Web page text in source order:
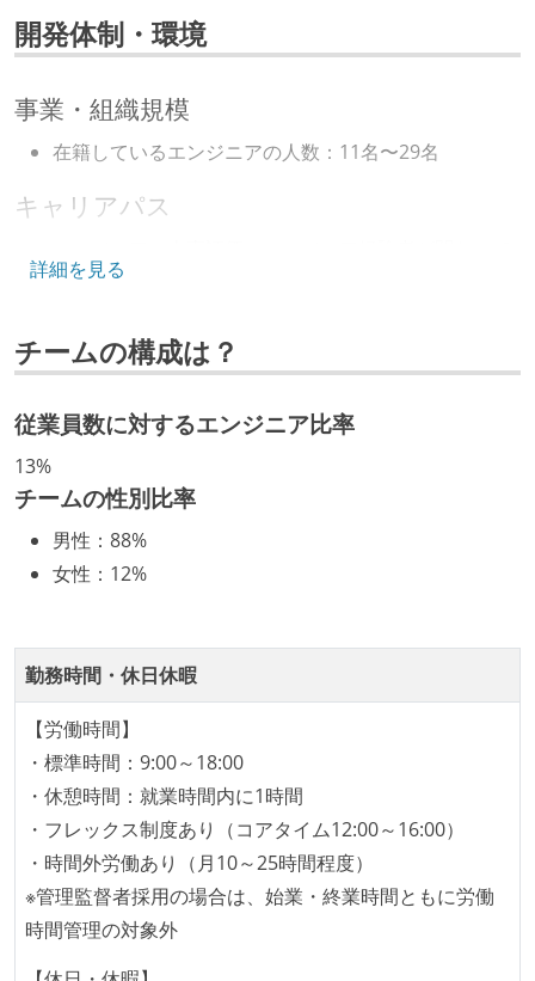
開発体制・環境
事業・組織規模
在籍しているエンジニアの人数：11名〜29名
キャリアパス
いる
など、キャリア形成を目的とした職域を超えての積極
的な異動が推奨され、実施されている
マネージャーやCTOと高頻度（月1程度）でキャリアに
年収800万円以上のエンジニアに、マネジメントの役
割を持たない人がいる
技術カルチャー
化を行う役割の人・部門が存在する
取締役（社内）または執行役員として、エンジニアリ
ング部門の人間が経営に参加している
社外から登壇を依頼・指名を受けるようなエンジニア
が在籍している
最新技術を追いかけるための社内勉強会が定期開催さ
れ、参加者が自主的に参加している
Slack等で、最新技術の良し悪しをメンバーがよく会話
している
開発メンバーの裁量
詳細を見る
チームの構成は？
従業員数に対するエンジニア比率
13%
チームの性別比率
男性 ： 88%
女性 ： 12%
勤務時間・休日休暇
【労働時間】
・標準時間：9:00～18:00
・休憩時間：就業時間内に1時間
・フレックス制度あり（コアタイム12:00～16:00）
・時間外労働あり（月10～25時間程度）
※管理監督者採用の場合は、始業・終業時間ともに労働
時間管理の対象外